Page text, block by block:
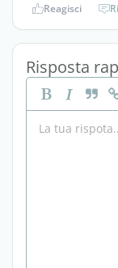
Reagisci
Risposta